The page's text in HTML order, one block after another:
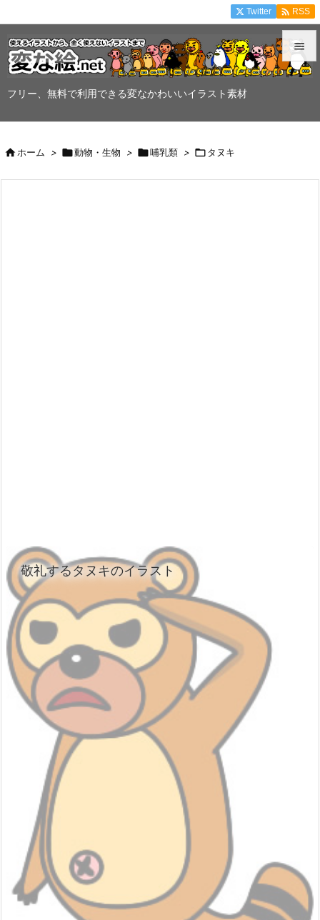
フリー、無料で利用できる変なかわいいイラスト素材


Twitter  RSS
ホーム > 動物・生物 > 哺乳類 > タヌキ
敬礼するタヌキのイラスト